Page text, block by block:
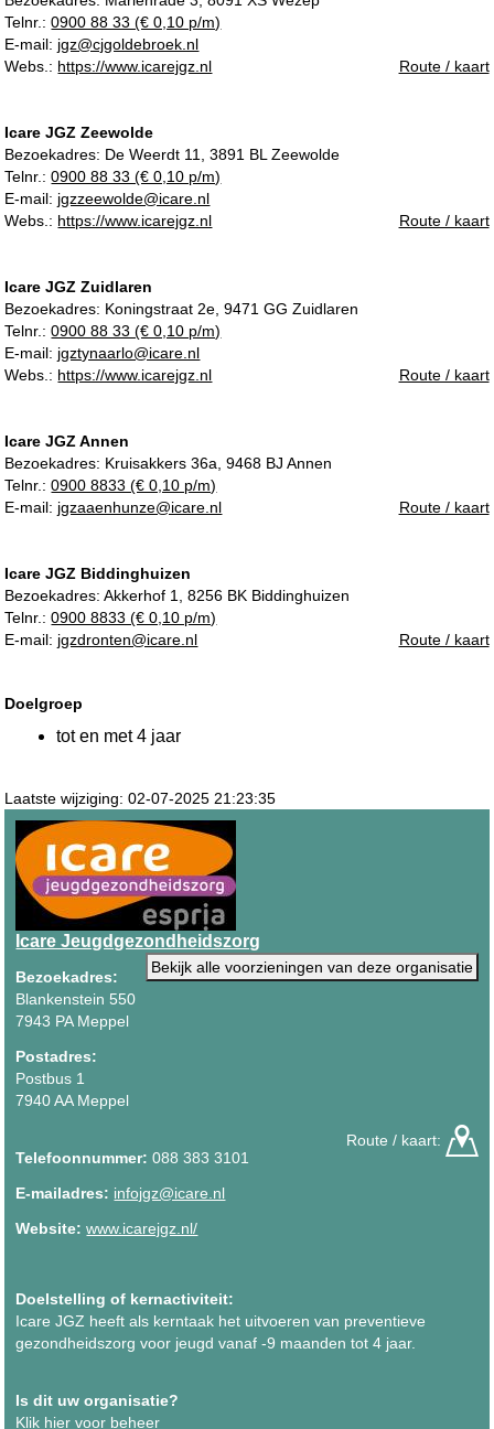
Telnr.:0900 88 33 (€ 0,10 p/m)
E-mail: jgz@cjgoldebroek.nl
Webs.: https://www.icarejgz.nl Route / kaart
Icare JGZ Zeewolde
Bezoekadres: De Weerdt 11, 3891 BL Zeewolde
Telnr.:0900 88 33 (€ 0,10 p/m)
E-mail: jgzzeewolde@icare.nl
Webs.: https://www.icarejgz.nl Route / kaart
Icare JGZ Zuidlaren
Bezoekadres: Koningstraat 2e, 9471 GG Zuidlaren
Telnr.:0900 88 33 (€ 0,10 p/m)
E-mail: jgztynaarlo@icare.nl
Webs.: https://www.icarejgz.nl Route / kaart
Icare JGZ Annen
Bezoekadres: Kruisakkers 36a, 9468 BJ Annen
Telnr.:0900 8833 (€ 0,10 p/m)
E-mail: jgzaaenhunze@icare.nl Route / kaart
Icare JGZ Biddinghuizen
Bezoekadres:Akkerhof 1, 8256 BK Biddinghuizen
Telnr.:0900 8833 (€ 0,10 p/m)
E-mail: jgzdronten@icare.nl Route / kaart
Doelgroep
tot en met 4 jaar
Laatste wijziging: 02-07-2025 21:23:35
Icare Jeugdgezondheidszorg
Bekijk alle voorzieningen van deze organisatie
Bezoekadres:
Blankenstein 550
7943 PA Meppel
Postadres:
Postbus 1
7940 AA Meppel
Route / kaart:
Telefoonnummer: 088 383 3101
E-mailadres: infojgz@icare.nl
Website: www.icarejgz.nl/
Doelstelling of kernactiviteit:
Icare JGZ heeft als kerntaak het uitvoeren van preventieve
gezondheidszorg voor jeugd vanaf -9 maanden tot 4 jaar.
Is dit uw organisatie?
Klik hier voor beheer